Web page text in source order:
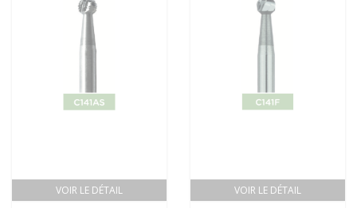
VOIR LE DÉTAIL VOIR LE DÉTAIL